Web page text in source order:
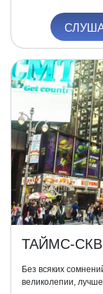
ТАЙМС-
Без всяких
великолепии,